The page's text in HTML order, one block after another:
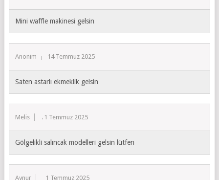
Mini waffle makinesi gelsin
Anonim 14 Temmuz 2025
Saten astarlı ekmeklik gelsin
Melis 11 Temmuz 2025
Gölgelikli salıncak modelleri gelsin lütfen
Aynur 11 Temmuz 2025